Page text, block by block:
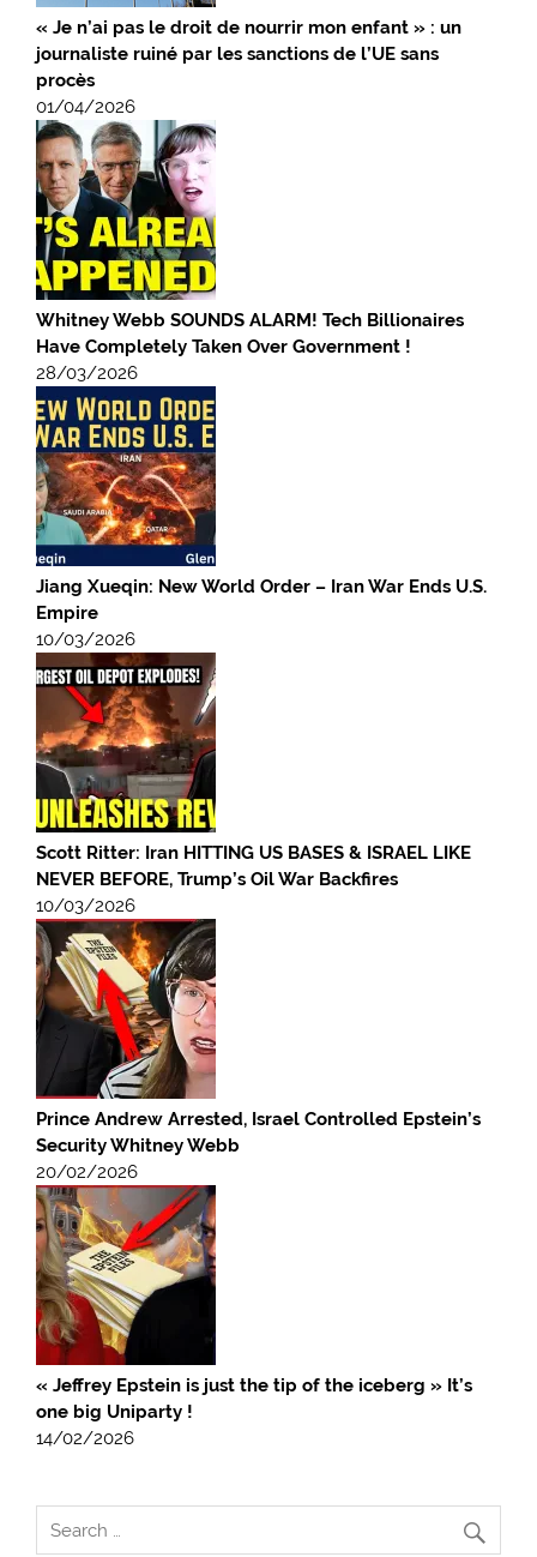
« Je n’ai pas le droit de nourrir mon enfant » : un
journaliste ruiné par les sanctions de l’UE sans
procès
01/04/2026
Whitney Webb SOUNDS ALARM! Tech Billionaires
Have Completely Taken Over Government !
28/03/2026
Jiang Xueqin: New World Order – Iran War Ends U.S.
Empire
10/03/2026
Scott Ritter: Iran HITTING US BASES & ISRAEL LIKE
NEVER BEFORE, Trump’s Oil War Backfires
10/03/2026
Prince Andrew Arrested, Israel Controlled Epstein’s
Security Whitney Webb
20/02/2026
« Jeffrey Epstein is just the tip of the iceberg » It’s
one big Uniparty !
14/02/2026